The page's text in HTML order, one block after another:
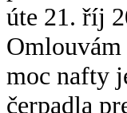
úte 21. říj
Omlouvám
moc nafty
čerpadla